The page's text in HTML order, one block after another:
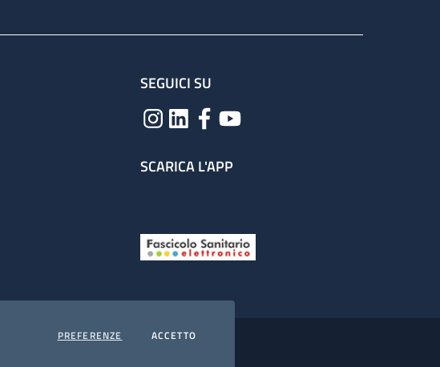
PREFERENZE COOKIESACCETTOI COOKIES
SEGUICI SU
SCARICA L'APP